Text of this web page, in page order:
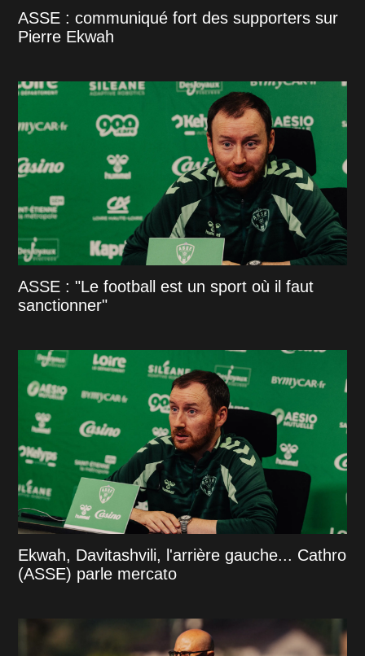
ASSE : communiqué fort des supporters sur
Pierre Ekwah
ASSE : "Le football est un sport où il faut
sanctionner"
Ekwah, Davitashvili, l'arrière gauche... Cathro
(ASSE) parle mercato